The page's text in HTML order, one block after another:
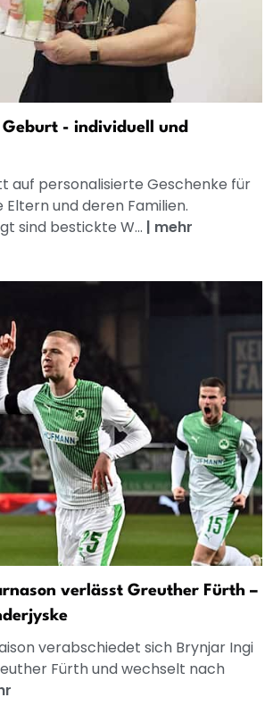
Geburt - individuell und
auf personalisierte Geschenke für
und deren Familien.
sind bestickte W... | mehr
verlässt Greuther Fürth –
verabschiedet sich Brynjar Ingi
Fürth und wechselt nach